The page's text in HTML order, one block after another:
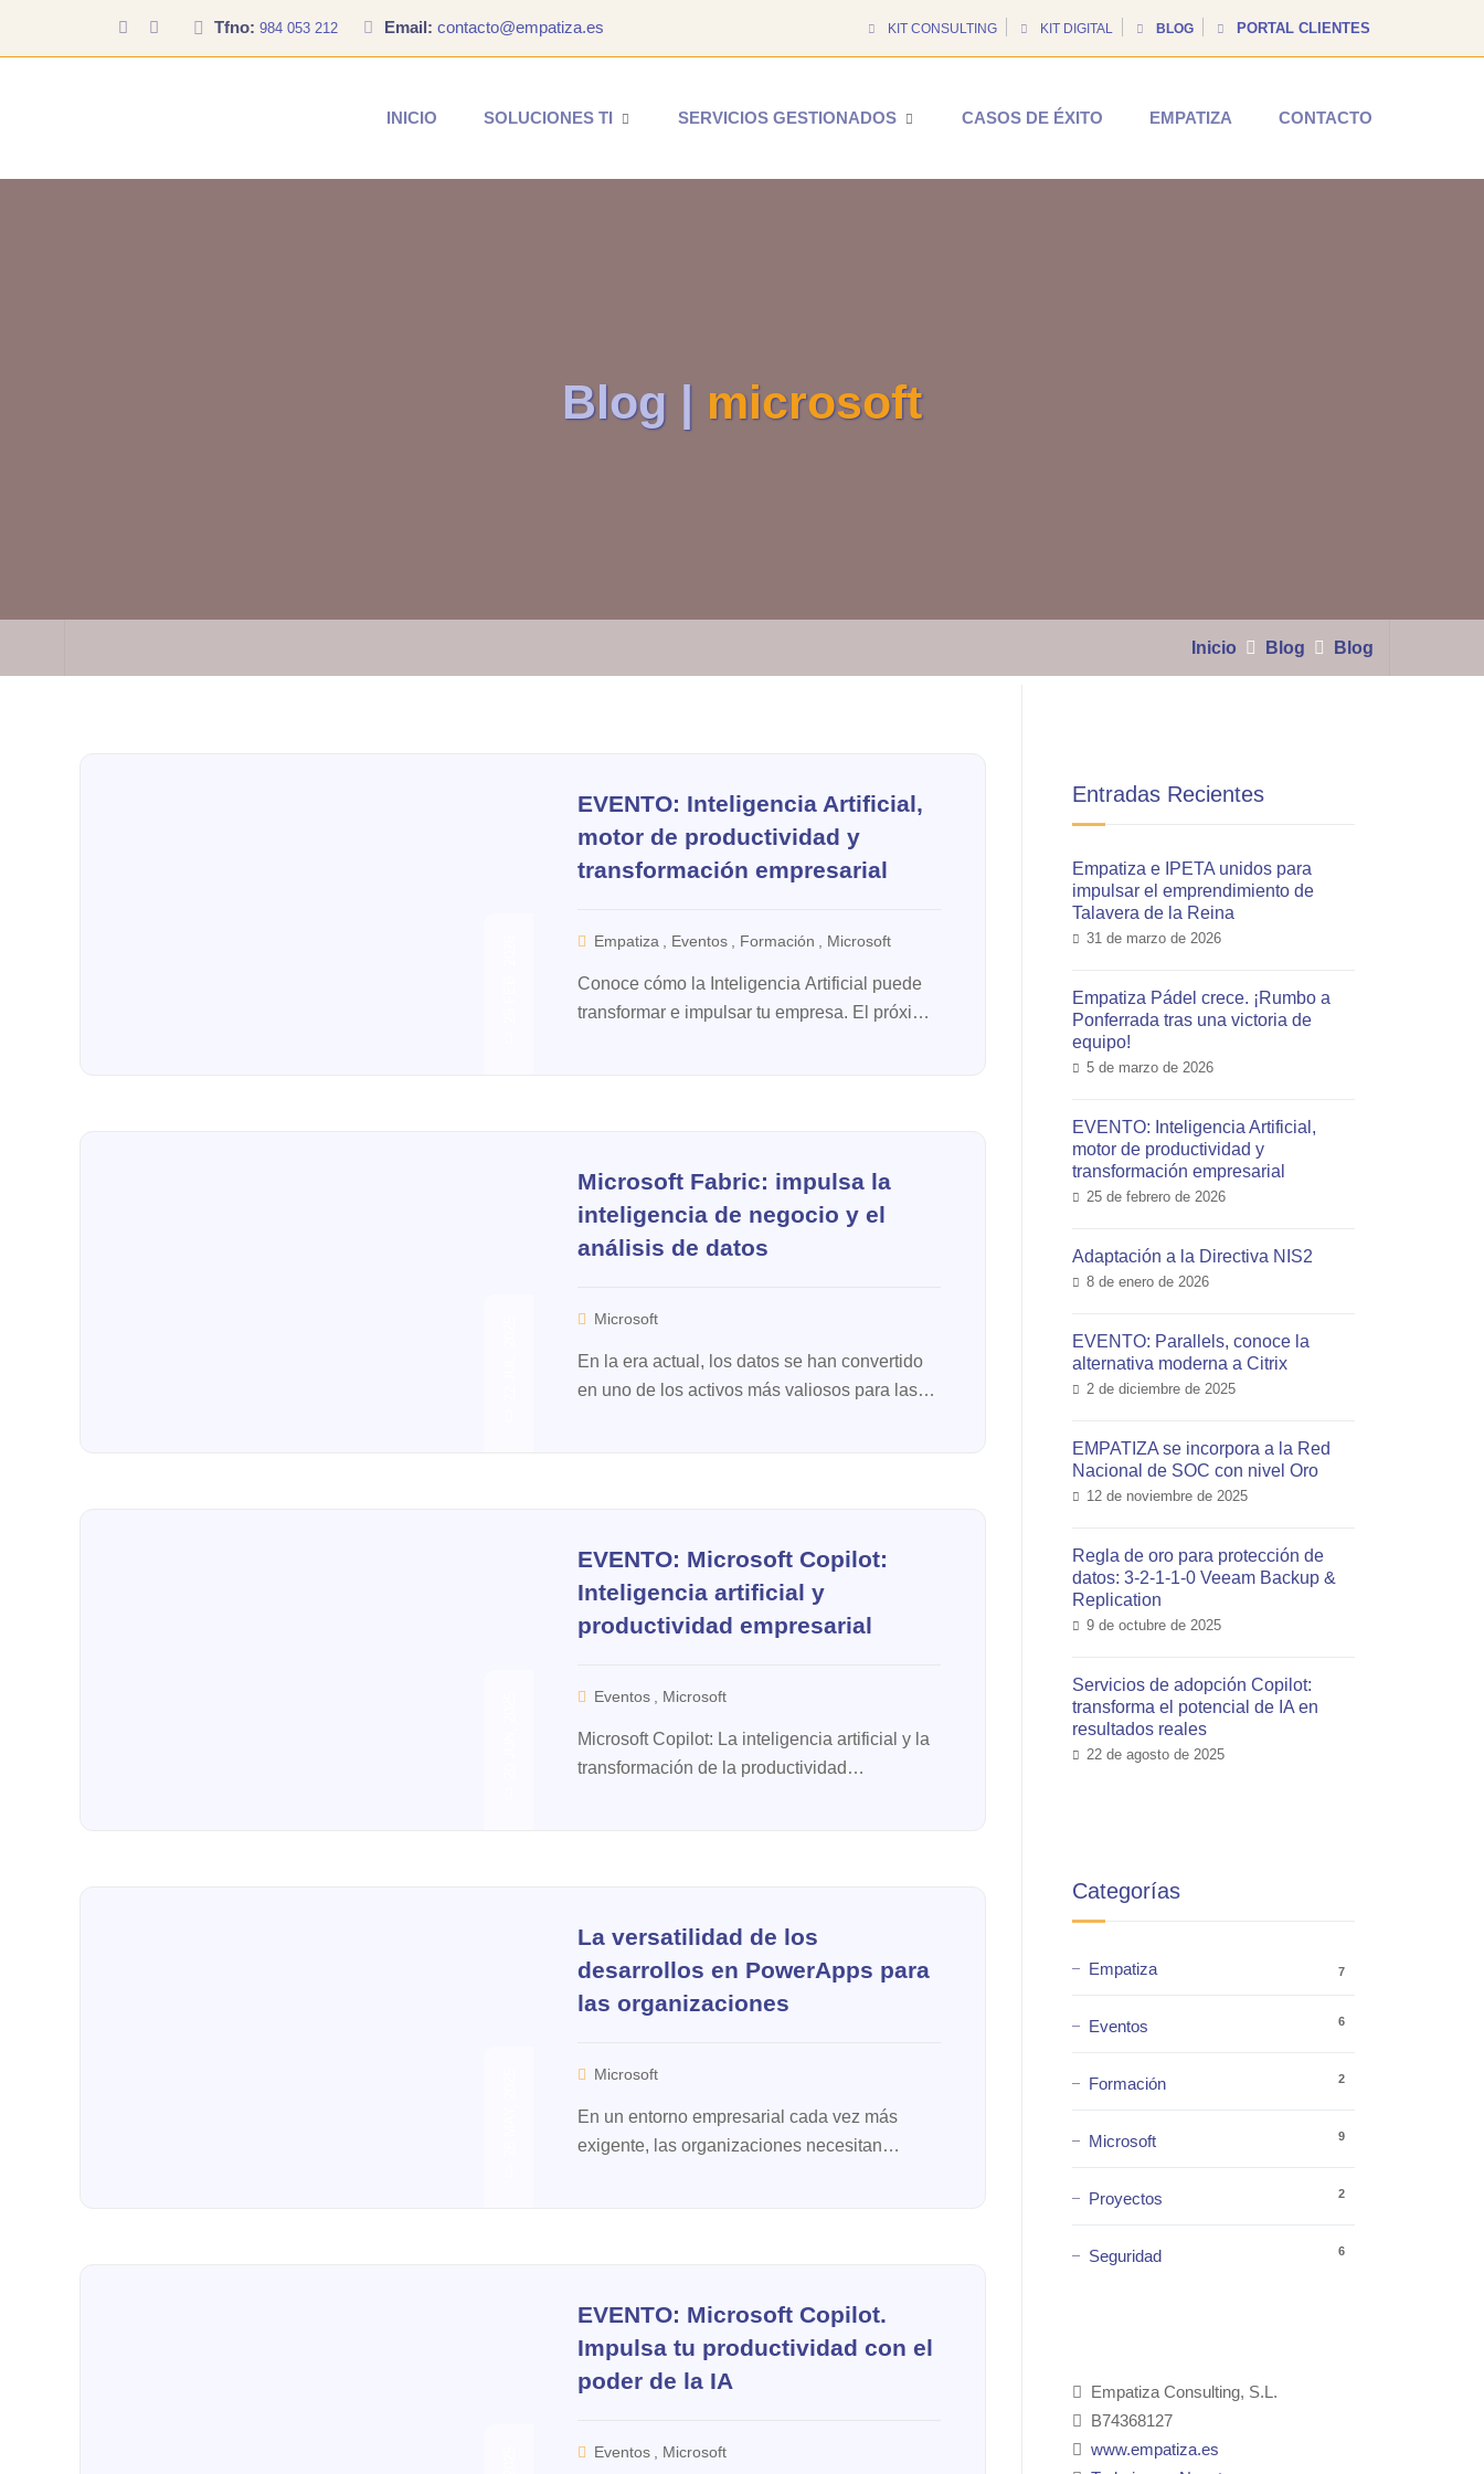
Tfno: 984 053 212 Email: contacto@empatiza.es KIT CONSULTING KIT DIGITAL BLOG PORTAL CLIENTES
INICIO SOLUCIONES TI SERVICIOS GESTIONADOS CASOS DE ÉXITO EMPATIZA CONTACTO
Blog | microsoft
Inicio Blog
EVENTO: Inteligencia Artificial,
motor de productividad y
transformación empresarial
Empatiza Eventos Formación Microsoft
Conoce cómo la Inteligencia Artificial puede
transformar e impulsar tu empresa. El próximo
Microsoft Fabric: impulsa la
inteligencia de negocio y el
análisis de datos
Microsoft
En la era actual, los datos se han convertido
en uno de los activos más valiosos para las
EVENTO: Microsoft Copilot:
Inteligencia artificial y
productividad empresarial
Eventos Microsoft
Microsoft Copilot: La inteligencia artificial y la
transformación de la productividad
La versatilidad de los
desarrollos en PowerApps para
las organizaciones
Microsoft
En un entorno empresarial cada vez más
exigente, las organizaciones necesitan
EVENTO: Microsoft Copilot.
Impulsa tu productividad con el
poder de la IA
Eventos Microsoft
Entradas Recientes
Empatiza e IPETA unidos para
impulsar el emprendimiento de
Talavera de la Reina
31 de marzo de 2026
Empatiza Pádel crece. ¡Rumbo a
Ponferrada tras una victoria de
equipo!
5 de marzo de 2026
EVENTO: Inteligencia Artificial,
motor de productividad y
transformación empresarial
25 de febrero de 2026
Adaptación a la Directiva NIS2
8 de enero de 2026
EVENTO: Parallels, conoce la
alternativa moderna a Citrix
2 de diciembre de 2025
EMPATIZA se incorpora a la Red
Nacional de SOC con nivel Oro
12 de noviembre de 2025
Regla de oro para protección de
datos: 3-2-1-1-0 Veeam Backup &
Replication
9 de octubre de 2025
Servicios de adopción Copilot:
transforma el potencial de IA en
resultados reales
22 de agosto de 2025
Categorías
Empatiza 7
Eventos 6
Formación 2
Microsoft 9
Proyectos 2
Seguridad 6
Empatiza Consulting, S.L.
B74368127
www.empatiza.es